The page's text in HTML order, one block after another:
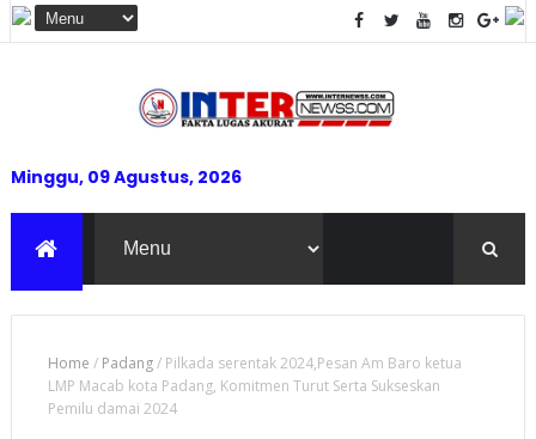
Minggu, 09 Agustus, 2026
Home / Padang/ Pilkada serentak 2024,Pesan Am Baro ketua
LMP Macab kota Padang, Komitmen Turut Serta Sukseskan
Pemilu damai 2024